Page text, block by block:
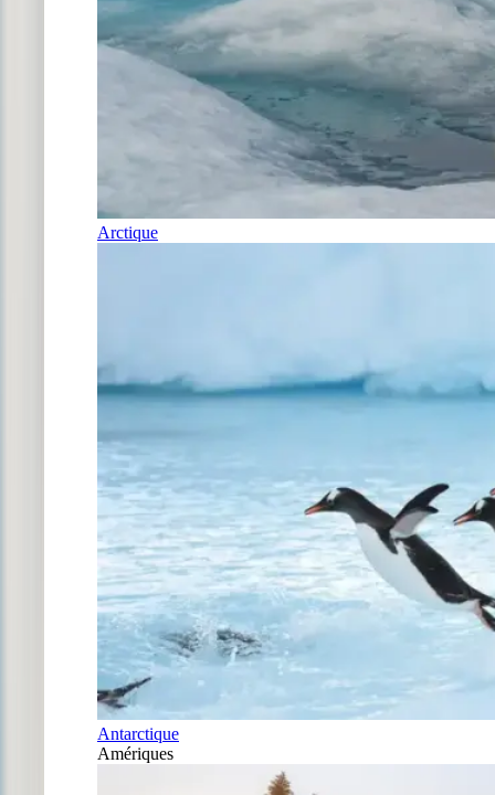
Arctique
Antarctique
Amériques